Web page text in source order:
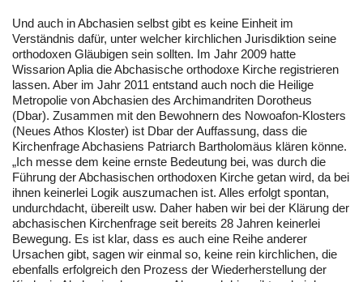
Und auch in Abchasien selbst gibt es keine Einheit im
Verständnis dafür, unter welcher kirchlichen Jurisdiktion seine
orthodoxen Gläubigen sein sollten. Im Jahr 2009 hatte
Wissarion Aplia die Abchasische orthodoxe Kirche registrieren
lassen. Aber im Jahr 2011 entstand auch noch die Heilige
Metropolie von Abchasien des Archimandriten Dorotheus
(Dbar). Zusammen mit den Bewohnern des Nowoafon-Klosters
(Neues Athos Kloster) ist Dbar der Auffassung, dass die
Kirchenfrage Abchasiens Patriarch Bartholomäus klären könne.
„Ich messe dem keine ernste Bedeutung bei, was durch die
Führung der Abchasischen orthodoxen Kirche getan wird, da bei
ihnen keinerlei Logik auszumachen ist. Alles erfolgt spontan,
undurchdacht, übereilt usw. Daher haben wir bei der Klärung der
abchasischen Kirchenfrage seit bereits 28 Jahren keinerlei
Bewegung. Es ist klar, dass es auch eine Reihe anderer
Ursachen gibt, sagen wir einmal so, keine rein kirchlichen, die
ebenfalls erfolgreich den Prozess der Wiederherstellung der